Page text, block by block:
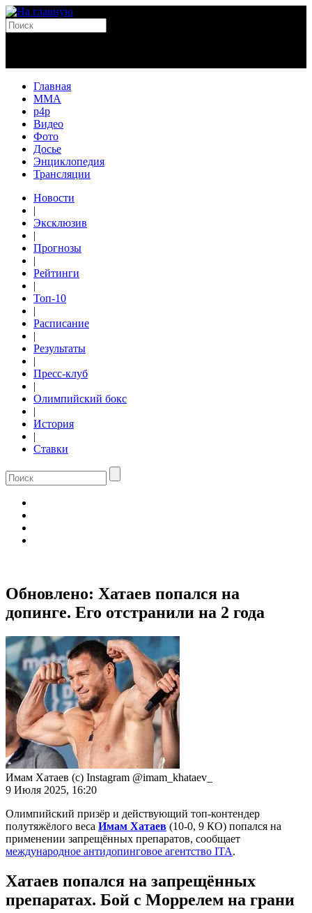
Главная
MMA
p4p
Видео
Фото
Досье
Энциклопедия
Трансляции
Новости
|
Эксклюзив
|
Прогнозы
|
Рейтинги
|
Топ-10
|
Расписание
|
Результаты
|
Пресс-клуб
|
Олимпийский бокс
|
История
|
Ставки
Обновлено: Хатаев попался на
допинге. Его отстранили на 2 года
Имам Хатаев (с) Instagram @imam_khataev_
9 Июля 2025, 16:20
Олимпийский призёр и действующий топ-контендер
полутяжёлого веса Имам Хатаев (10-0, 9 КО) попался на
применении запрещённых препаратов, сообщает
международное антидопинговое агентство ITA.
Хатаев попался на запрещённых
препаратах. Бой с Моррелем на грани